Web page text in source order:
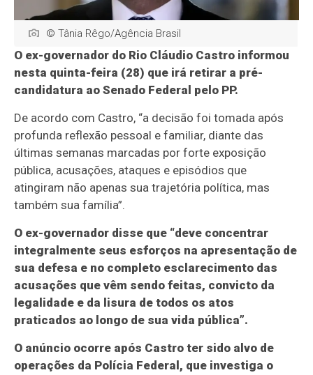
© Tânia Rêgo/Agência Brasil
O ex-governador do Rio Cláudio Castro informou
nesta quinta-feira (28) que irá retirar a pré-
candidatura ao Senado Federal pelo PP.
De acordo com Castro, “a decisão foi tomada após
profunda reflexão pessoal e familiar, diante das
últimas semanas marcadas por forte exposição
pública, acusações, ataques e episódios que
atingiram não apenas sua trajetória política, mas
também sua família”.
O ex-governador disse que “deve concentrar
integralmente seus esforços na apresentação de
sua defesa e no completo esclarecimento das
acusações que vêm sendo feitas, convicto da
legalidade e da lisura de todos os atos
praticados ao longo de sua vida pública”.
O anúncio ocorre após Castro ter sido alvo de
operações da Polícia Federal, que investiga o